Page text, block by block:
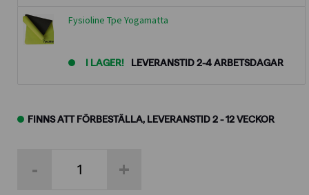
Fysioline Tpe Yogamatta
I LAGER! LEVERANSTID 2-4 ARBETSDAGAR
FINNS ATT FÖRBESTÄLLA, LEVERANSTID 2 - 12 VECKOR
+
-